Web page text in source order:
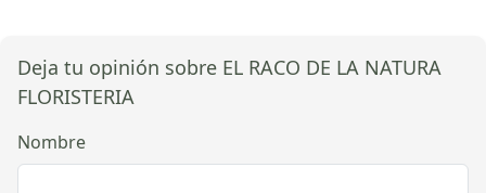
Deja tu opinión sobre EL RACO DE LA NATURA
FLORISTERIA
Nombre